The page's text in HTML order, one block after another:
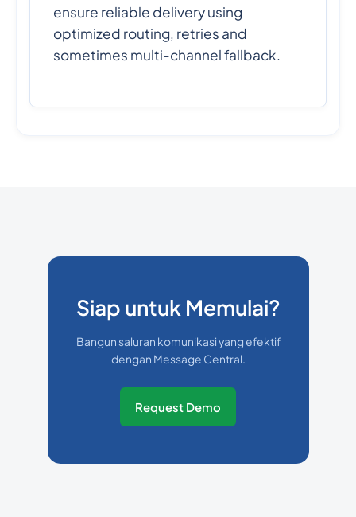
ensure reliable delivery using
optimized routing, retries and
sometimes multi-channel fallback.
Siap untuk Memulai?
Bangun saluran komunikasi yang efektif
dengan Message Central.
Request Demo